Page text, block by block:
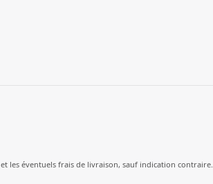
et les éventuels frais de livraison, sauf indication contraire.